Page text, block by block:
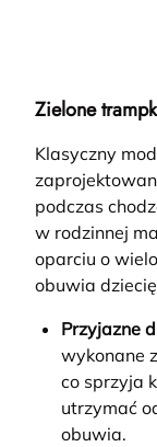
Zielone
Klasyczny
podczas
w rodzinnej
oparciu o
obuwia
Przyjazne
wykonane
co sprzyja
utrzymać
obuwia.